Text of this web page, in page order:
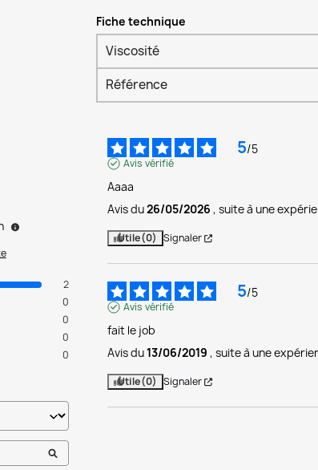
Fiche technique
Viscosité
Référence
2
0
0
0
0
5/5
Avis vérifié
Aaaa
Avis du26/05/2026 , suite à une
Utile(0) Signaler
5/5
Avis vérifié
fait le job
Avis du13/06/2019 , suite à une
Utile(0) Signaler